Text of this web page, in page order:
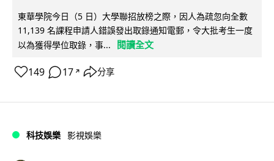
東華學院今日（5 日）大學聯招放榜之際，因人為疏忽向全數
11,139 名課程申請人錯誤發出取錄通知電郵，令大批考生一度
以為獲得學位取錄，事...
閱讀全文
149 17 ↗ 分享
科技娛樂 影視娛樂